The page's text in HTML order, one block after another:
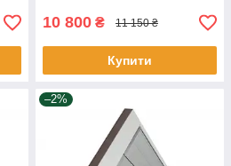
10 800 ₴ 11 150 ₴
Купити
–2%